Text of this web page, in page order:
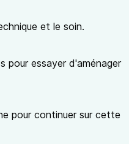
et le soin.
pour essayer d'aménager
pour continuer sur cette